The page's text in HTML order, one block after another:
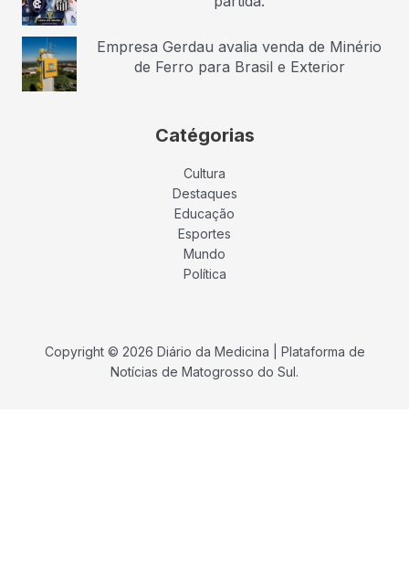
Empresa Gerdau avalia venda de Minério
de Ferro para Brasil e Exterior
Catégorias
Cultura
Destaques
Educação
Esportes
Mundo
Política
Copyright © 2026 Diário da Medicina | Plataforma de
Notícias de Matogrosso do Sul.